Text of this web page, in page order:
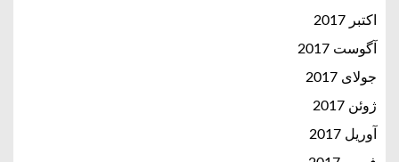
اکتبر 2017
آگوست 2017
جولای 2017
ژوئن 2017
آوریل 2017